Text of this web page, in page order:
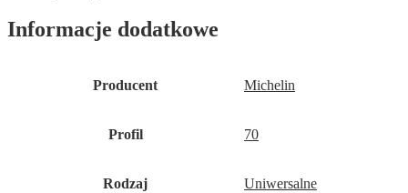
Informacje dodatkowe
Producent Michelin
Profil 70
Rodzaj Uniwersalne